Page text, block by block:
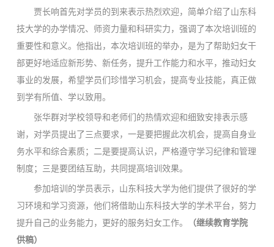
贾长响首先对学员的到来表示热烈欢迎，简单介绍了山东科
技大学的办学情况、师资力量和科研实力，强调了本次培训班的
重要性和意义。他指出，本次培训班的举办，是为了帮助妇女干
部更好地适应新形势、新任务，提升工作能力和水平，推动妇女
事业的发展，希望学员们珍惜学习机会，提高专业技能，真正做
到学有所值、学以致用。
张华群对学校领导和老师们的热情欢迎和细致安排表示感
谢，对学员提出了三点要求，一是要把握此次机会，提高自身业
务水平和综合素质；二是要提高认识，严格遵守学习纪律和管理
制度；三是要团结互助，共同提高培训效果。
参加培训的学员表示，山东科技大学为他们提供了很好的学
习环境和学习资源，他们将借助山东科技大学的学术平台，努力
提升自己的业务能力，更好的服务妇女工作。
（继续教育学院
供稿）